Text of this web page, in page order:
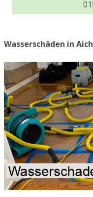
Wasserschäden in